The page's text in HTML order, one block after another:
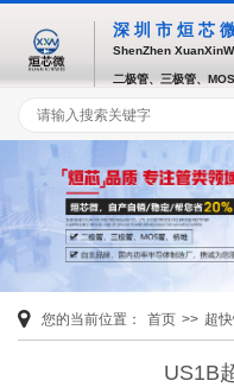
深圳市烜芯
ShenZhen
二极管、三极管、
您的当前位置： 首页 >> 超
US1B